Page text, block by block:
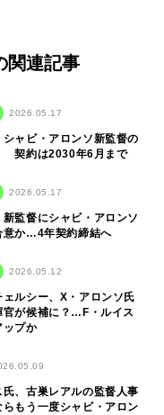
関連記事
2026.05.17
ャビ・アロンソ新監督の
契約は2030年6月まで
2026.05.17
監督にシャビ・アロンソ
意か…4年契約締結へ
2026.05.12
ルシー、X・アロンソ氏
官が候補に？…F・ルイス
ップか
氏、古巣レアルの監督人事
らもう一度シャビ・アロン